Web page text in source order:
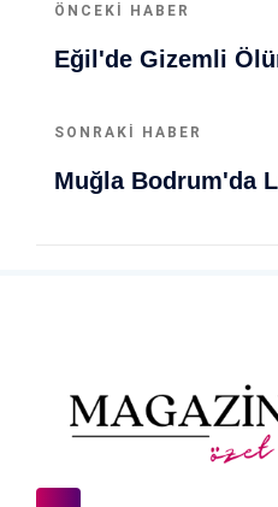
ÖNCEKI HABER
SONRAKI HABER